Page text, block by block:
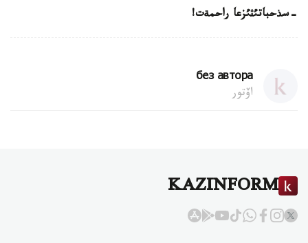
-سذحباتئثئزعا راحمةت!
без автора
اۆتور
KAZINFORM